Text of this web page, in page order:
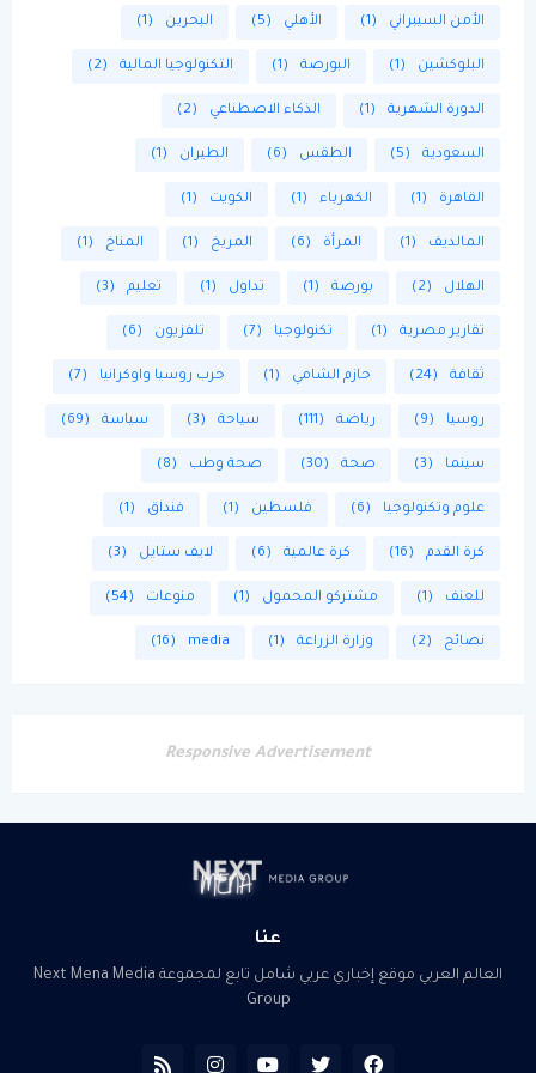
الأمن السيبراني (1) الأهلي (5) البحرين (1)
البلوكشين (1) البورصة (1) التكنولوجيا المالية (2)
الدورة الشهرية (1) الذكاء الاصطناعي (2)
السعودية (5) الطقس (6) الطيران (1)
القاهرة (1) الكهرباء (1) الكويت (1)
المالديف (1) المرأة (6) المريخ (1) المناخ (1)
الهلال (2) بورصة (1) تداول (1) تعليم (3)
تقارير مصرية (1) تكنولوجيا (7) تلفزيون (6)
ثقافة (24) حازم الشامي (1) حرب روسيا واوكرانيا (7)
روسيا (9) رياضة (111) سياحة (3) سياسة (69)
سينما (3) صحة (30) صحة وطب (8)
علوم وتكنولوجيا (6) فلسطين (1) فنداق (1)
كرة القدم (16) كرة عالمية (6) لايف ستايل (3)
للعنف (1) مشتركو المحمول (1) منوعات (54)
نصائح (2) وزارة الزراعة (1)
media
(16)
Responsive Advertisement
عنا
العالم العربي موقع إخباري عربي شامل تابع لمجموعة Next Mena Media
Group